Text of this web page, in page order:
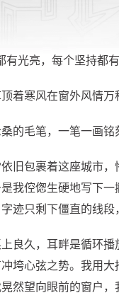
有光亮，每个坚持都
着寒风在窗外风情
的毛笔，一笔一画铭
旧包裹着这座城市
我倥偬生硬地写下
迹只剩下僵直的线
良久，耳畔是循环
垮心弦之势。我用
然望向眼前的窗户